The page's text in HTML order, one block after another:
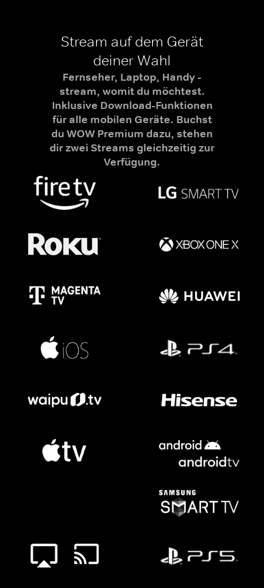
Stream auf dem Gerät
deiner Wahl
Fernseher, Laptop, Handy -
stream, womit du möchtest.
Inklusive Download-Funktionen
für alle mobilen Geräte. Buchst
du WOW Premium dazu, stehen
dir zwei Streams gleichzeitig zur
Verfügung.